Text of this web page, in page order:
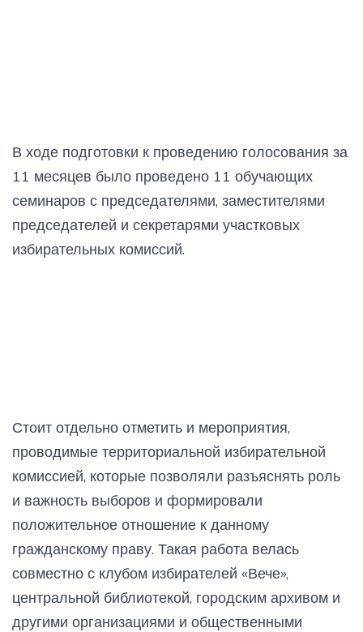
В ходе подготовки к проведению голосования за
11 месяцев было проведено 11 обучающих
семинаров с председателями, заместителями
председателей и секретарями участковых
избирательных комиссий.
Стоит отдельно отметить и мероприятия,
проводимые территориальной избирательной
комиссией, которые позволяли разъяснять роль
и важность выборов и формировали
положительное отношение к данному
гражданскому праву. Такая работа велась
совместно с клубом избирателей «Вече»,
центральной библиотекой, городским архивом и
другими организациями и общественными